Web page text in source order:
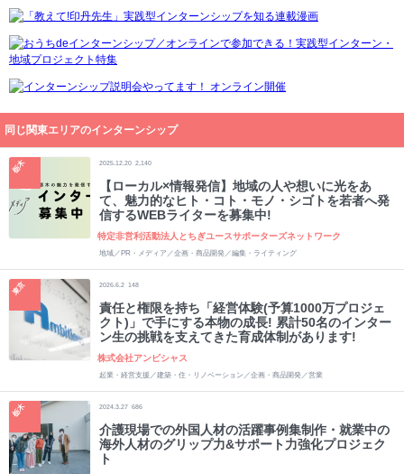
同じ関東エリアのインターンシップ
栃木 2025.12.20 2,140
【ローカル×情報発信】地域の人や想いに光をあ
て、魅力的なヒト・コト・モノ・シゴトを若者へ発
信するWEBライターを募集中!
特定非営利活動法人とちぎユースサポーターズネットワーク
地域／PR・メディア／企画・商品開発／編集・ライティング
東京 2026.6.2 148
責任と権限を持ち「経営体験(予算1000万プロジェ
クト)」で手にする本物の成長! 累計50名のインター
ン生の挑戦を支えてきた育成体制があります!
株式会社アンビシャス
起業・経営支援／建築・住・リノベーション／企画・商品開発／営業
栃木 2024.3.27 686
介護現場での外国人材の活躍事例集制作・就業中の
海外人材のグリップ力&サポート力強化プロジェク
ト